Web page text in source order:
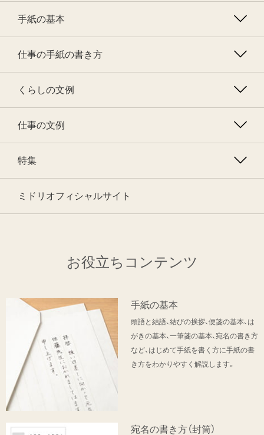
手紙の基本
仕事の手紙の書き方
くらしの文例
仕事の文例
特集
ミドリオフィシャルサイト
お役立ちコンテンツ
手紙の基本
頭語と結語、結びの挨拶、便箋の基本、は
がきの基本、一筆箋の基本、宛名の書き方
など、はじめて手紙を書く方に手紙の書
き方をわかりやすく解説します。
宛名の書き方（封筒）